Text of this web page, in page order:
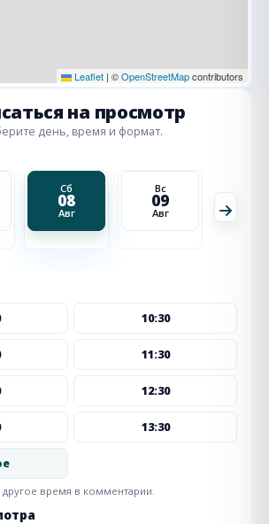
Leaflet | ©OpenStreetMapcontributors
на просмотр
день, время и формат.
Сб
08
Авг
Вс
09
Авг
10:30
11:30
12:30
13:30
время в комментарии.